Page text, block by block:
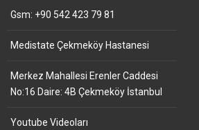
Gsm: +90 542 423 79 81
Medistate Çekmeköy Hastanesi
Merkez Mahallesi Erenler Caddesi
No:16 Daire: 4B Çekmeköy İstanbul
Youtube Videoları